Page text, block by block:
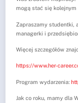
mogą stać się kolejnym
Zapraszamy studentki,
managerki i
Więcej szczegółów
https://www.her-
Program wydarzenia:
Jak co roku, mamy dla